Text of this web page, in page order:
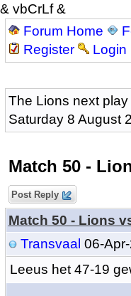
& vbCrLf &
Forum Home
Register
Login
The Lions next
Saturday 8 August
Match 50 -
Post Reply
Match 50 - Lions
Transvaal 06-
Leeus het 47-19